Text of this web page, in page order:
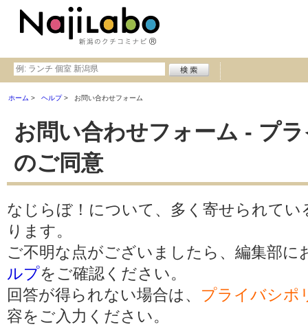
ホーム ヘルプ お問い合わせフォーム
お問い合わせフォーム - プ
のご同意
なじらぼ！について、多く寄せられてい
ります。
ご不明な点がございましたら、編集部
ルプをご確認ください。
回答が得られない場合は、 プライバシポ
容をご入力ください。